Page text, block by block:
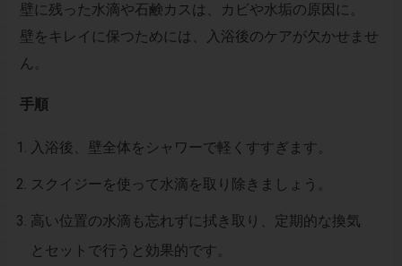
壁に残った水滴や石鹸カスは、カビや水垢の原因に。
壁をキレイに保つためには、入浴後のケアが欠かせませ
ん。
手順
入浴後、壁全体をシャワーで軽くすすぎます。
スクイジーを使って水滴を取り除きましょう。
高い位置の水滴も忘れずに拭き取り、定期的な換気
とセットで行うと効果的です。